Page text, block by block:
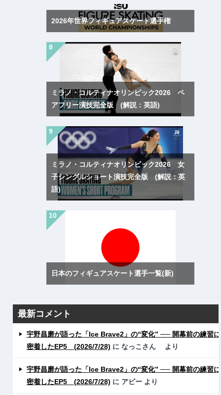
2026年世界フィギュアスケート選手権
ミラノ・コルティナオリンピック2026 ペ
アフリー演技完全版 (解説：英語)
ミラノ・コルティナオリンピック2026 女
子シングルショート演技完全版 (解説：英
語)
日本のフィギュアスケート選手一覧(新)
最新コメント
宇野昌磨が語った「Ice Brave2」の“変化” ── 開幕前の練習に
密着したEP5 (2026/7/28) に なっこさん より
宇野昌磨が語った「Ice Brave2」の“変化” ── 開幕前の練習に
密着したEP5 (2026/7/28) に アビーより